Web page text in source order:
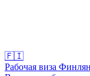
🇫🇮
Рабочая виза